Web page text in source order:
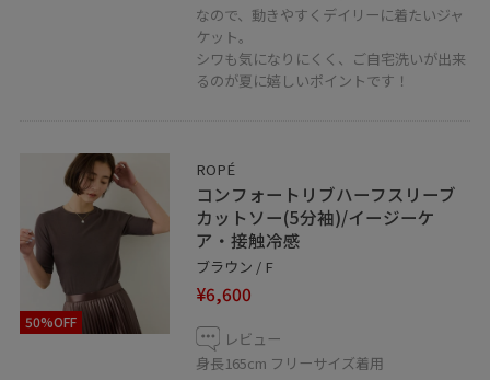
聞きたいことはあるけど電話するお時間がない方や
また、お店の商品をリモートで購入できる【リモショ
ピ】も承っております！
是非、お気軽にメッセージ送ってください。
LINEでジェイアール名古屋タカシマヤスタッフに相談は
【友だち追加】をタップをして下さい
なので、動きやすくデイリーに着たいジャ
ケット。
シワも気になりにくく、ご自宅洗いが出来
るのが夏に嬉しいポイントです！
50%OFF
ROPÉ
コンフォートリブハーフスリーブ
カットソー(5分袖)/イージーケ
ア・接触冷感
ブラウン / F
¥6,600
レビュー
身長165cm フリーサイズ着用